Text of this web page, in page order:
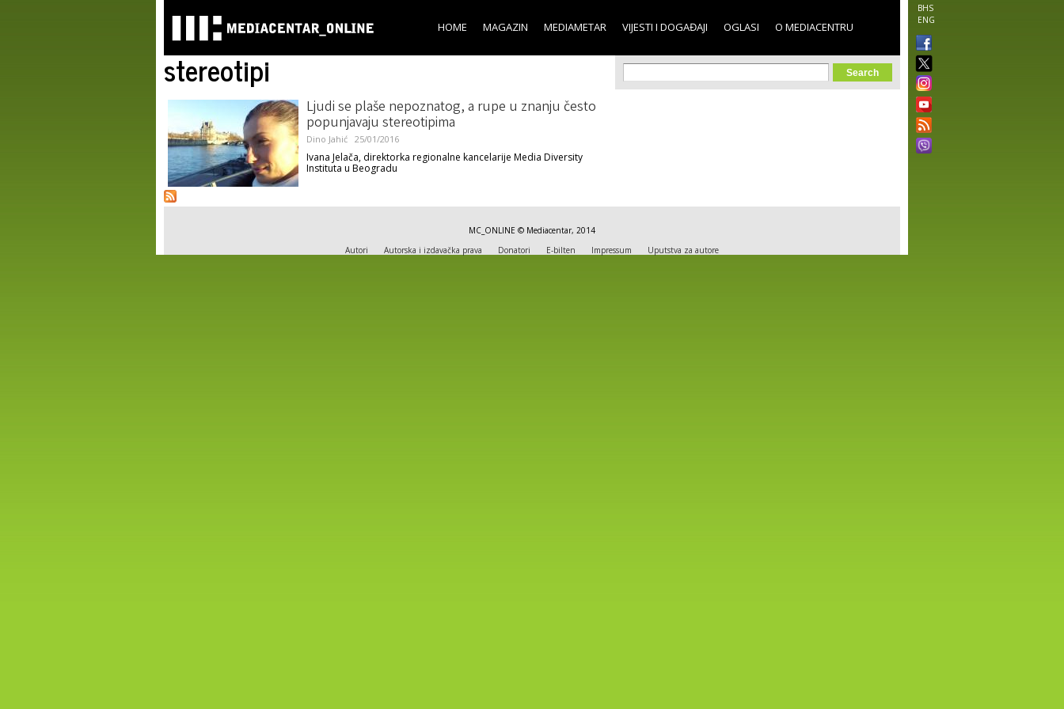
main
content
BHS
ENG
HOME MAGAZIN MEDIAMETAR VIJESTI I DOGAĐAJI OGLASI O MEDIACENTRU
stereotipi
Ljudi se plaše nepoznatog, a rupe u znanju često
popunjavaju stereotipima
Dino Jahić 25/01/2016
Ivana Jelača, direktorka regionalne kancelarije Media Diversity
Instituta u Beogradu
Search form
Search
MC_ONLINE © Mediacentar, 2014
Autori
Autorska i izdavačka prava Donatori E-bilten Impressum Uputstva za autore